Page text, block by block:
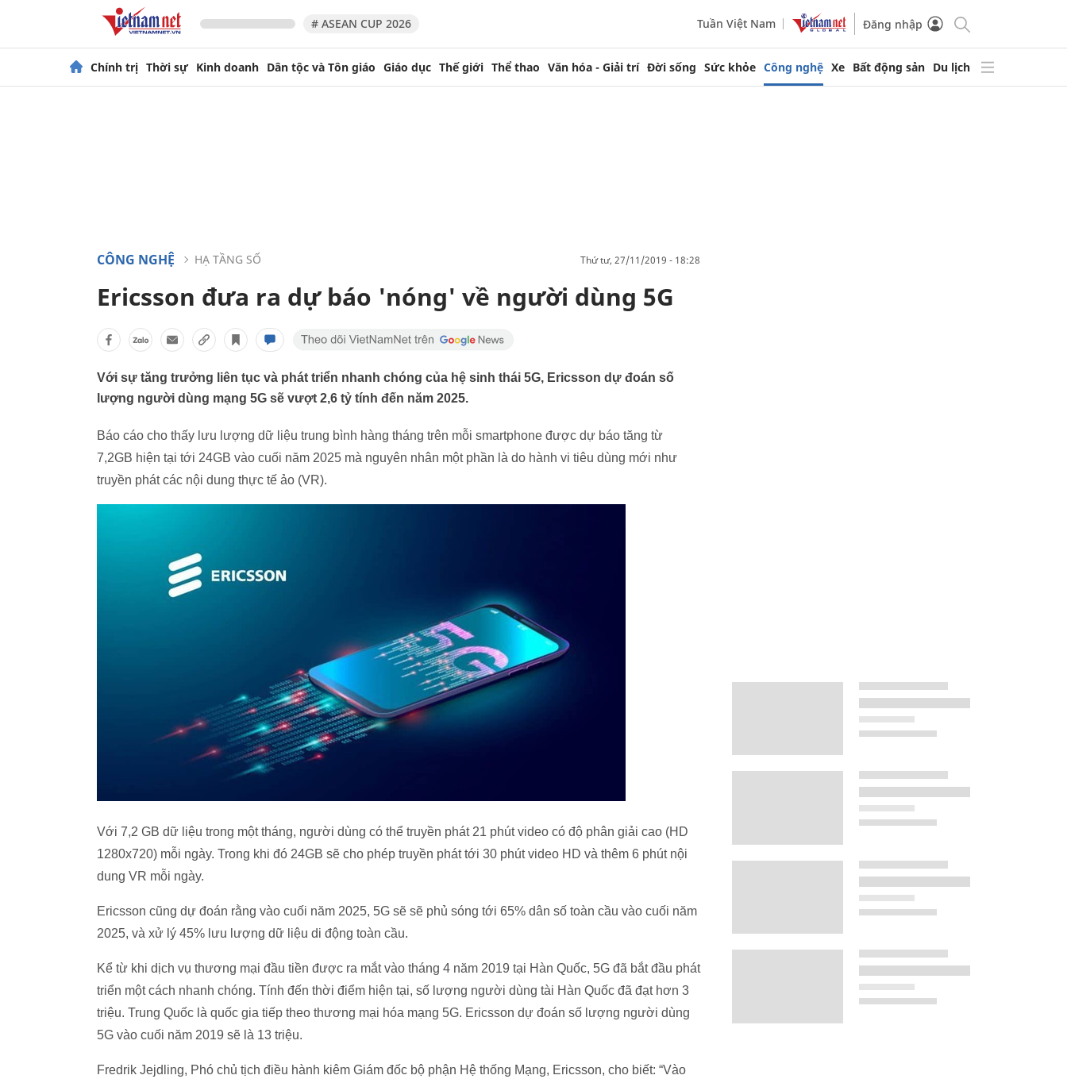
# ASEAN CUP 2026 Tuần Việt Nam Đăng nhập
Chính trị Thời sự Kinh doanh Dân tộc và Tôn giáo Giáo dục Thế giới Thể thao Văn hóa - Giải trí Đời sống Sức khỏe Công nghệ Xe Bất động sản Du lịch
CÔNG NGHỆ HẠ TẦNG SỐ thứ tư, 27/11/2019 - 18:28
Ericsson đưa ra dự báo 'nóng' về người dùng 5G
Với sự tăng trưởng liên tục và phát triển nhanh chóng của hệ sinh thái 5G, Ericsson dự đoán số
lượng người dùng mạng 5G sẽ vượt 2,6 tỷ tính đến năm 2025.
Báo cáo cho thấy lưu lượng dữ liệu trung bình hàng tháng trên mỗi smartphone được dự báo tăng từ
7,2GB hiện tại tới 24GB vào cuối năm 2025 mà nguyên nhân một phần là do hành vi tiêu dùng mới như
truyền phát các nội dung thực tế ảo (VR).
Với 7,2 GB dữ liệu trong một tháng, người dùng có thể truyền phát 21 phút video có độ phân giải cao (HD
1280x720) mỗi ngày. Trong khi đó 24GB sẽ cho phép truyền phát tới 30 phút video HD và thêm 6 phút nội
dung VR mỗi ngày.
Ericsson cũng dự đoán rằng vào cuối năm 2025, 5G sẽ sẽ phủ sóng tới 65% dân số toàn cầu vào cuối năm
2025, và xử lý 45% lưu lượng dữ liệu di động toàn cầu.
Kể từ khi dịch vụ thương mại đầu tiền được ra mắt vào tháng 4 năm 2019 tại Hàn Quốc, 5G đã bắt đầu phát
triển một cách nhanh chóng. Tính đến thời điểm hiện tại, số lượng người dùng tài Hàn Quốc đã đạt hơn 3
triệu. Trung Quốc là quốc gia tiếp theo thương mại hóa mạng 5G. Ericsson dự đoán số lượng người dùng
5G vào cuối năm 2019 sẽ là 13 triệu.
Fredrik Jejdling, Phó chủ tịch điều hành kiêm Giám đốc bộ phận Hệ thống Mạng, Ericsson, cho biết: “Vào